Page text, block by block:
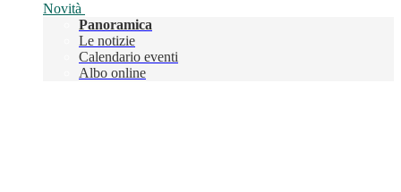
Novità
Panoramica
Le notizie
Calendario eventi
Albo online